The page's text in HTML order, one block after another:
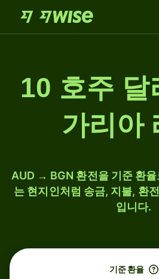
10 호주
가리아
AUD → BGN 환전을 기준 환
는 현지인처럼 송금, 지불, 환
입니다.
기준 환율